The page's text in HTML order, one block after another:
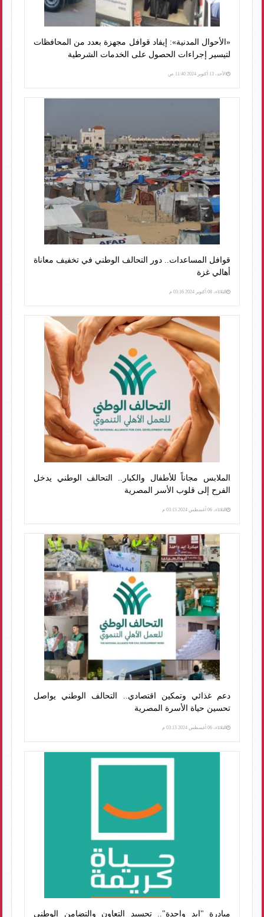
«الأحوال المدنية»: إيفاد قوافل مجهزة بعدد من المحافظات
لتيسير إجراءات الحصول على الخدمات الشرطية
الأحد، 13 أكتوبر 2024 11:40 ص
قوافل المساعدات.. دور التحالف الوطني في تخفيف معاناة
أهالي غزة
الثلاثاء، 08 أكتوبر 2024 03:16 م
الملابس مجاناً للأطفال والكبار.. التحالف الوطني يدخل
الفرح إلى قلوب الأسر المصرية
الثلاثاء، 06 أغسطس 2024 03:15 م
دعم غذائي وتمكين اقتصادي.. التحالف الوطني يواصل
تحسين حياة الأسرة المصرية
الثلاثاء، 06 أغسطس 2024 03:13 م
مبادرة "إيد واحدة".. تجسيد التعاون والتضامن الوطني